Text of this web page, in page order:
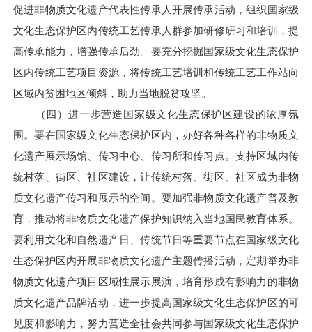
促进非物质文化遗产代表性传承人开展传承活动，组织国家级
文化生态保护区内传统工艺传承人群参加研修研习和培训，提
高传承能力，增强传承后劲。要充分挖掘国家级文化生态保护
区内传统工艺项目资源，将传统工艺培训和传统工艺工作站向
区域内贫困地区倾斜，助力当地脱贫攻坚。
（四）进一步营造国家级文化生态保护区建设的浓厚氛
围。要在国家级文化生态保护区内，办好各种各样的非物质文
化遗产展示场馆、传习中心、传习所和传习点。支持区域内传
统村落、街区、社区建设，让传统村落、街区、社区成为非物
质文化遗产传习和展示的空间。要加强非物质文化遗产普及教
育，推动将非物质文化遗产保护知识纳入当地国民教育体系。
要利用文化和自然遗产日、传统节日等重要节点在国家级文化
生态保护区内开展非物质文化遗产主题传播活动，定期举办非
物质文化遗产项目区域性展示展演，培育形成有影响力的非物
质文化遗产品牌活动，进一步提高国家级文化生态保护区的可
见度和影响力，努力营造全社会共同参与国家级文化生态保护